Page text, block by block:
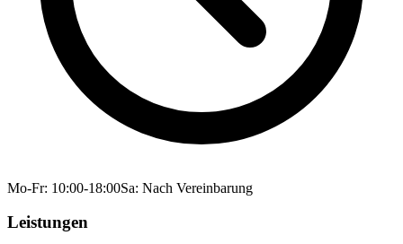
Mo-Fr: 10:00-18:00Sa: Nach Vereinbarung
Leistungen